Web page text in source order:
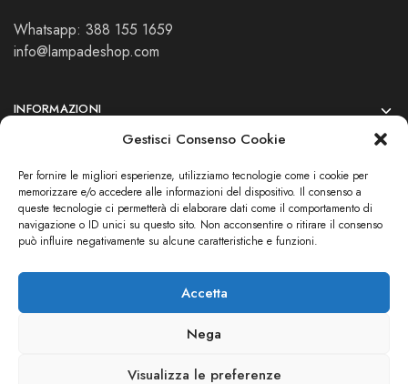
Gestisci Consenso Cookie
Per fornire le migliori esperienze, utilizziamo tecnologie come i cookie per
memorizzare e/o accedere alle informazioni del dispositivo. Il consenso a
queste tecnologie ci permetterà di elaborare dati come il comportamento di
navigazione o ID unici su questo sito. Non acconsentire o ritirare il consenso
può influire negativamente su alcune caratteristiche e funzioni.
Accetta
Nega
Visualizza le preferenze
Whatsapp: 388 155 1659
info@lampadeshop.com
INFORMAZIONI
IL MIO ACCOUNT
SEGUICI SUI SOCIAL
© Tutti i diritti riservati.
Lampadeshop - Vendita illuminazione online a prezzi convenienti